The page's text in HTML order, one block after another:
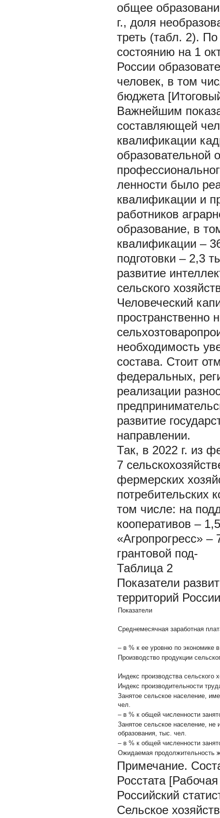
общее
г., доля
треть (табл. 2).
состоянию на 1
России
человек, в том
бюджета
Важнейшим
составляющей
квалификации
образовательной
ленности было
квалификации и
работников
образование, в
квалификации –
подготовки – 2,3
развитие
сельского
Человеческий
пространственно
необходимость
состава. Стоит
федеральных,
реализации
развитие
направлении.
Так, в 2022 г. из
7
фермерских
потребительских
том числе: на
кооперативов –
«Агропрогресс»
грантовой под-
Таблица 2
Показатели
территорий России
Показатели
Среднемесячная заработная
– в % к ее уровню по экономике
Производство продукции
Индекс производства сельского
Индекс производительности
Занятое сельское население,
чел.
– в % к общей численности
Занятое сельское население,
образования, тыс. чел.
– в % к общей численности
Ожидаемая продолжительность
Примечание.
Росстата
Российский
Сельское